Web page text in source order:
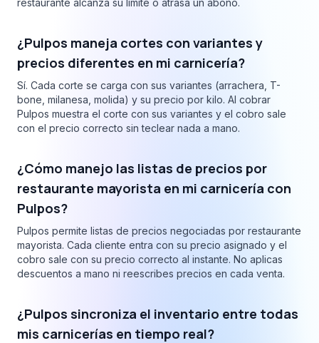
restaurante alcanza su límite o atrasa un abono.
¿Pulpos maneja cortes con variantes y
precios diferentes en mi carnicería?
Sí. Cada corte se carga con sus variantes (arrachera, T-
bone, milanesa, molida) y su precio por kilo. Al cobrar
Pulpos muestra el corte con sus variantes y el cobro sale
con el precio correcto sin teclear nada a mano.
¿Cómo manejo las listas de precios por
restaurante mayorista en mi carnicería con
Pulpos?
Pulpos permite listas de precios negociadas por restaurante
mayorista. Cada cliente entra con su precio asignado y el
cobro sale con su precio correcto al instante. No aplicas
descuentos a mano ni reescribes precios en cada venta.
¿Pulpos sincroniza el inventario entre todas
mis carnicerías en tiempo real?